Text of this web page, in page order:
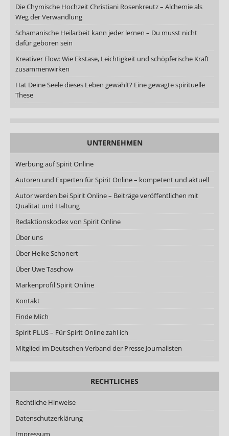
Die Chymische Hochzeit Christiani Rosenkreutz – Alchemie als
Weg der Verwandlung
Schamanische Heilarbeit kann jeder lernen – Du musst nicht
dafür geboren sein
Kreativer Flow: Wie Ekstase, Leichtigkeit und schöpferische Kraft
zusammenwirken
Hat Deine Seele dieses Leben gewählt? Eine gewagte spirituelle
These
UNTERNEHMEN
Werbung auf Spirit Online
Autoren und Experten für Spirit Online – kompetent und aktuell
Autor werden bei Spirit Online – Beiträge veröffentlichen mit
Qualität und Haltung
Redaktionskodex von Spirit Online
Über uns
Über Heike Schonert
Über Uwe Taschow
Markenprofil Spirit Online
Kontakt
Finde Mich
Spirit PLUS – Für Spirit Online zahl ich
Mitglied im Deutschen Verband der Presse Journalisten
RECHTLICHES
Rechtliche Hinweise
Datenschutzerklärung
Impressum